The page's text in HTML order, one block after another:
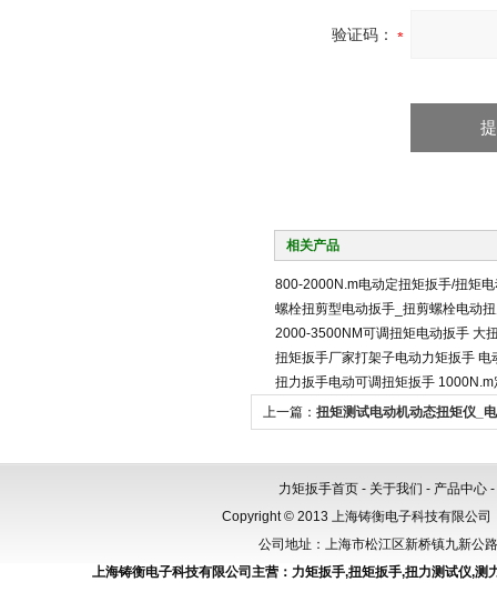
验证码：
相关产品
800-2000N.m电动定扭矩扳手/扭矩
螺栓扭剪型电动扳手_扭剪螺栓电动
2000-3500NM可调扭矩电动扳手 大
扭矩扳手厂家打架子电动力矩扳手 电
扭力扳手电动可调扭矩扳手
上一篇： 扭矩测试电动机动态扭矩仪_
力矩扳手首页 - 关于我们 - 产品中心 -
Copyright © 2013 上海铸衡电子科技有限公
公司地址：上海市松江区新桥镇九新
上海铸衡电子科技有限公司主营： 力矩扳手,扭矩扳手,扭力测试仪,测